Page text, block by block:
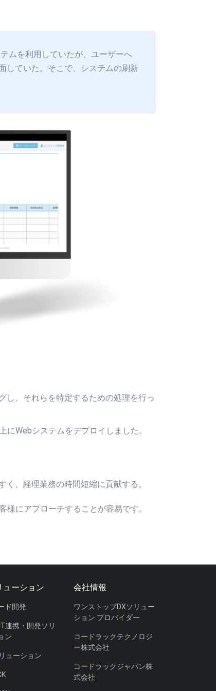
ムを利用していたが、ユーザーへ
していた。そこで、システムの刷新
し、それらを特定するための処理を行っ
にWebシステムをデプロイしました。
、経理業務の時間短縮に貢献する。
様にアプローチすることが容易です。
ューション
ド開発
連携・開発ソリ
ン
ューション
会社情報
ワンストップDXソリュー
ション プロバイダー
コードラックテクノロジ
ー株式会社
コードラックジャパン株
式会社